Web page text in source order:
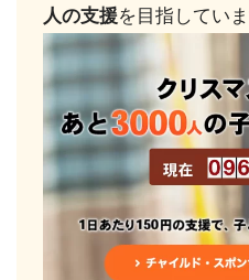
人の支援を目指してい